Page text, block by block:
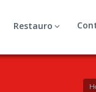
Restauro